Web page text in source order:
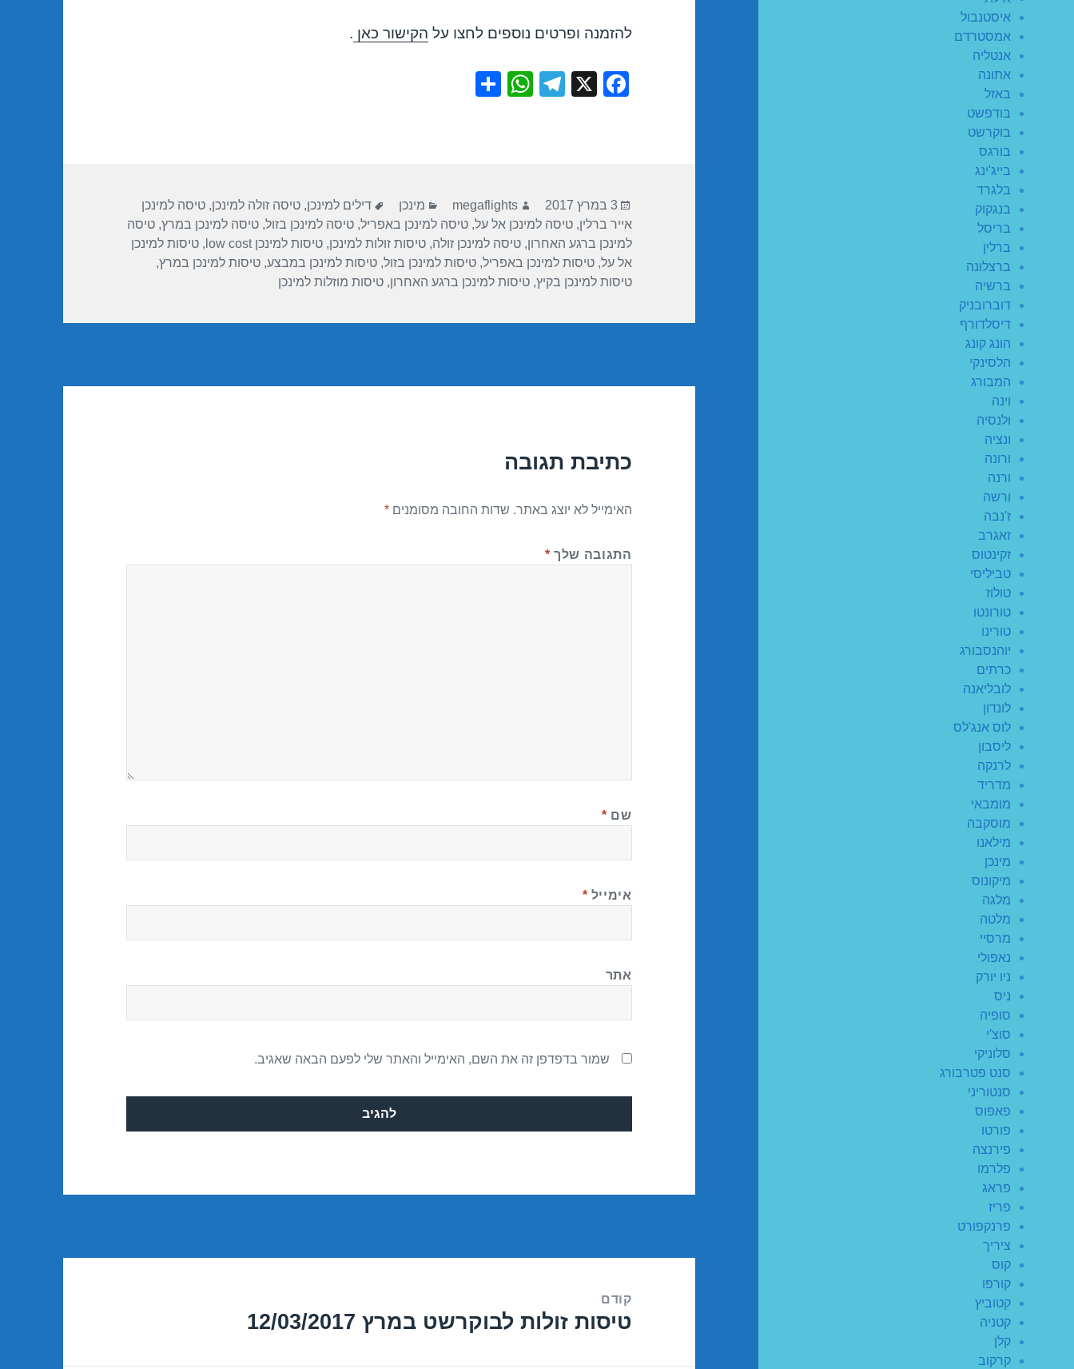
איסטנבול
אמסטרדם
אנטליה
אתונה
באזל
בודפשט
בוקרשט
בורגס
בייג'ינג
בלגרד
בנגקוק
בריסל
ברלין
ברצלונה
ברשיה
דוברובניק
דיסלדורף
הונג קונג
הלסינקי
המבורג
וינה
ולנסיה
ונציה
ורונה
ורנה
ורשה
ז'נבה
זאגרב
זקינטוס
טביליסי
טולוז
טורונטו
טורינו
יוהנסבורג
כרתים
לובליאנה
לונדון
לוס אנג'לס
ליסבון
לרנקה
מדריד
מומבאי
מוסקבה
מילאנו
מינכן
מיקונוס
מלגה
מלטה
מרסיי
נאפולי
ניו יורק
ניס
סופיה
סוצ'י
סלוניקי
סנט פטרבורג
סנטוריני
פאפוס
פורטו
פירנצה
פלרמו
פראג
פריז
פרנקפורט
ציריך
קוס
קורפו
קטוביץ
קטניה
קלן
קרקוב
להזמנה ופרטים נוספים לחצו על הקישור כאן .
F
o
o
k
X
T
m
W
p
p
פורסם
בתאריך
3 במרץ 2017 מחבר
megaflights קטגוריות
מינכן תגיות
דילים למינכן,טיסה זולה למינכן,טיסה למינכן
אייר ברלין,טיסה למינכן אל על,טיסה למינכן באפריל,טיסה למינכן בזול,טיסה למינכן במרץ,טיסה
למינכן ברגע האחרון,טיסה למינכן זולה,טיסות זולות למינכן,טיסות למינכן low cost ,טיסות למינכן
אל על,טיסות למינכן באפריל,טיסות למינכן בזול,טיסות למינכן במבצע,טיסות למינכן במרץ,
טיסות למינכן בקיץ,טיסות למינכן ברגע האחרון,טיסות מוזלות למינכן
כתיבת תגובה
האימייל לא יוצג באתר. שדות החובה מסומנים*
התגובה שלך *
שם *
אימייל *
אתר
שמור בדפדפן זה את השם, האימייל והאתר שלי לפעם הבאה שאגיב.
קודם
הפוסט
טיסות זולות לבוקרשט במרץ 12/03/2017